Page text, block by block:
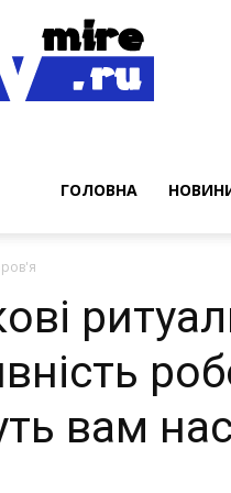
ГОЛОВНА
вам